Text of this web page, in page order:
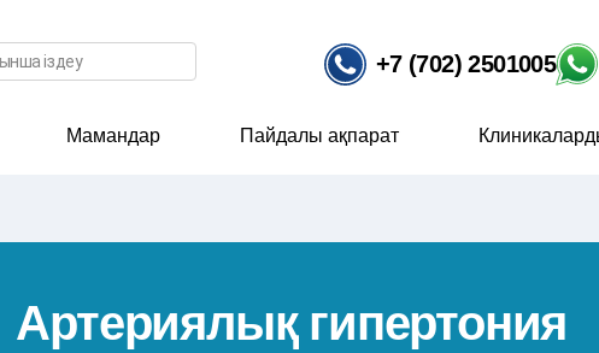
+7 (702) 2501005
Мамандар Пайдалы ақпарат
Артериялық гипертония